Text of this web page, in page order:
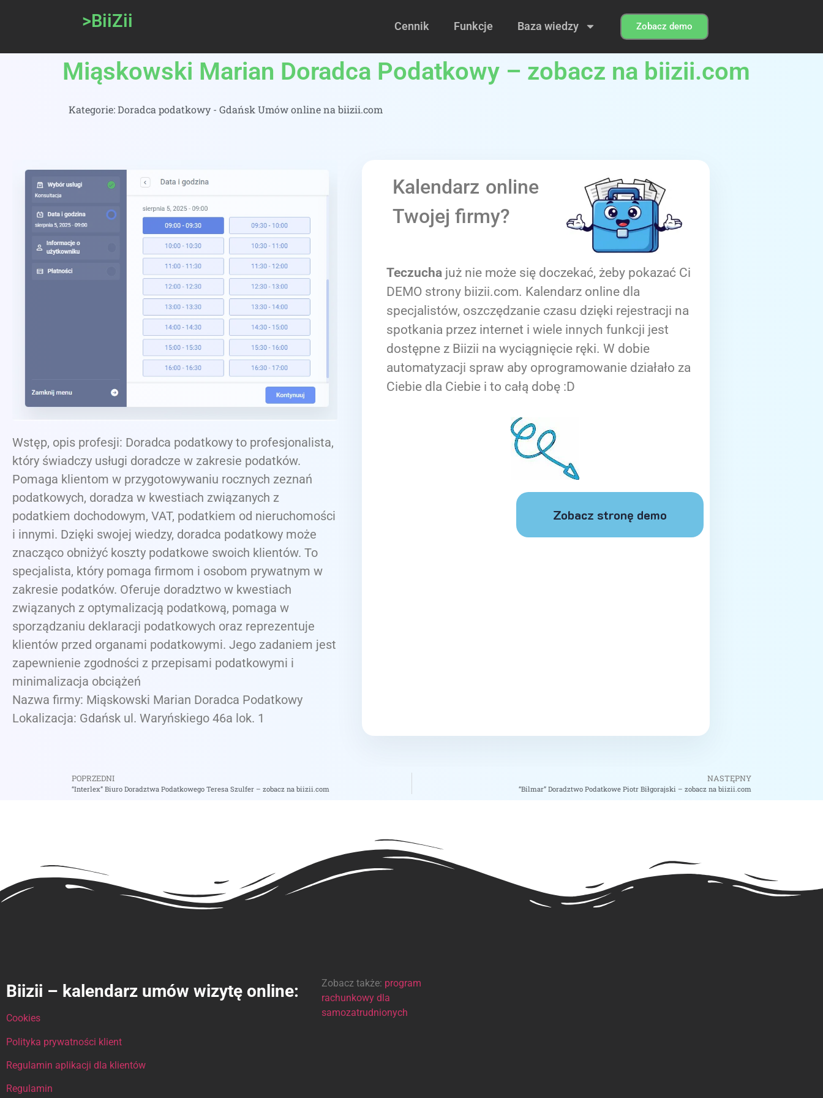
>BiiZii Cennik Funkcje Baza wiedzy Zobacz demo
Miąskowski Marian Doradca Podatkowy – zobacz na biizii.com
Kategorie:Doradca podatkowy - Gdańsk Umów online na biizii.com
Wstęp, opis profesji: Doradca podatkowy to profesjonalista,
który świadczy usługi doradcze w zakresie podatków.
Pomaga klientom w przygotowywaniu rocznych zeznań
podatkowych, doradza w kwestiach związanych z
podatkiem dochodowym, VAT, podatkiem od nieruchomości
i innymi. Dzięki swojej wiedzy, doradca podatkowy może
znacząco obniżyć koszty podatkowe swoich klientów. To
specjalista, który pomaga firmom i osobom prywatnym w
zakresie podatków. Oferuje doradztwo w kwestiach
związanych z optymalizacją podatkową, pomaga w
sporządzaniu deklaracji podatkowych oraz reprezentuje
klientów przed organami podatkowymi. Jego zadaniem jest
zapewnienie zgodności z przepisami podatkowymi i
minimalizacja obciążeń
Nazwa firmy: Miąskowski Marian Doradca Podatkowy
Lokalizacja: Gdańsk ul. Waryńskiego 46a lok. 1
Kalendarz online
Twojej firmy?
Teczucha już nie może się doczekać, żeby pokazać Ci
DEMO strony biizii.com. Kalendarz online dla
specjalistów, oszczędzanie czasu dzięki rejestracji na
spotkania przez internet i wiele innych funkcji jest
dostępne z Biizii na wyciągnięcie ręki. W dobie
automatyzacji spraw aby oprogramowanie działało za
Ciebie dla Ciebie i to całą dobę :D
Zobacz stronę demo
POPRZEDNI
“Interlex” Biuro Doradztwa Podatkowego Teresa Szulfer – zobacz na biizii.com
NASTĘPNY
“Bilmar” Doradztwo Podatkowe Piotr Biłgorajski – zobacz na biizii.com
Biizii – kalendarz umów wizytę online:
Cookies
Polityka prywatności klient
Regulamin aplikacji dla klientów
Regulamin
Zobacz także: program
rachunkowy dla
samozatrudnionych